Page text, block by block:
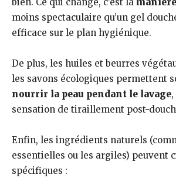
moins spectaculaire qu’un gel
efficace sur le plan hygiénique.
De plus, les huiles et beurres
les savons écologiques permettent
nourrir la peau pendant le lavage
sensation de tiraillement post-
Enfin, les ingrédients naturels
essentielles ou les argiles) peuvent
spécifiques :